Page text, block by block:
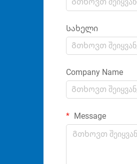
Სახელი
Company Name
Message